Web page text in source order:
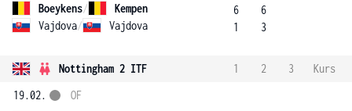
Boeykens/
Kempen
Vajdova/ Vajdova
6
1
6
3
Nottingham 2 ITF 1 2 3
Kurs
19.02.
OF